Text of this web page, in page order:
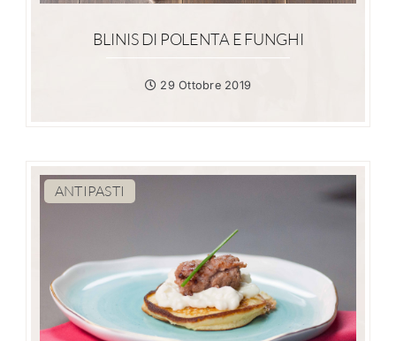
BLINIS DI POLENTA E FUNGHI
29 Ottobre 2019
ANTIPASTI